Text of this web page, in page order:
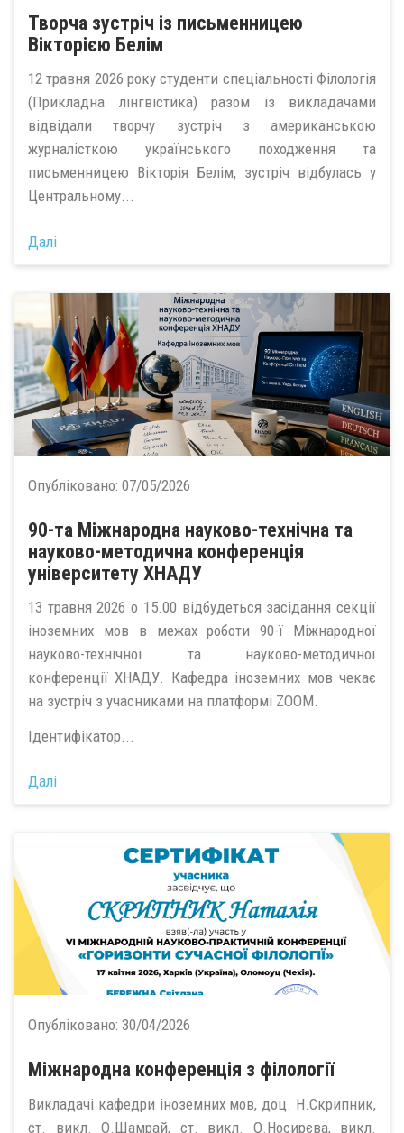
Творча зустріч із письменницею
Вікторією Белім
12 травня 2026 року студенти спеціальності Філологія
(Прикладна лінгвістика) разом із викладачами
відвідали творчу зустріч з американською
журналісткою українського походження та
письменницею Вікторія Белім, зустріч відбулась у
Центральному...
Далі
Опубліковано: 07/05/2026
90-та Міжнародна науково-технічна та
науково-методична конференція
університету ХНАДУ
13 травня 2026 о 15.00 відбудеться засідання секції
іноземних мов в межах роботи 90-ї Міжнародної
науково-технічної та науково-методичної
конференції ХНАДУ. Кафедра іноземних мов чекає
на зустріч з учасниками на платформі ZOOM.
Ідентифікатор...
Далі
Опубліковано: 30/04/2026
Міжнародна конференція з філології
Викладачі кафедри іноземних мов, доц. Н.Скрипник,
ст. викл. О.Шамрай, ст. викл. О.Носирєва, викл.